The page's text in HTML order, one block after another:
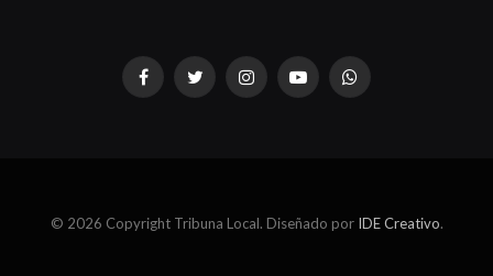
FacebookTwitterInstagramYouTubeWhatsApp
© 2026 Copyright Tribuna Local. Diseñado por IDE Creativo.